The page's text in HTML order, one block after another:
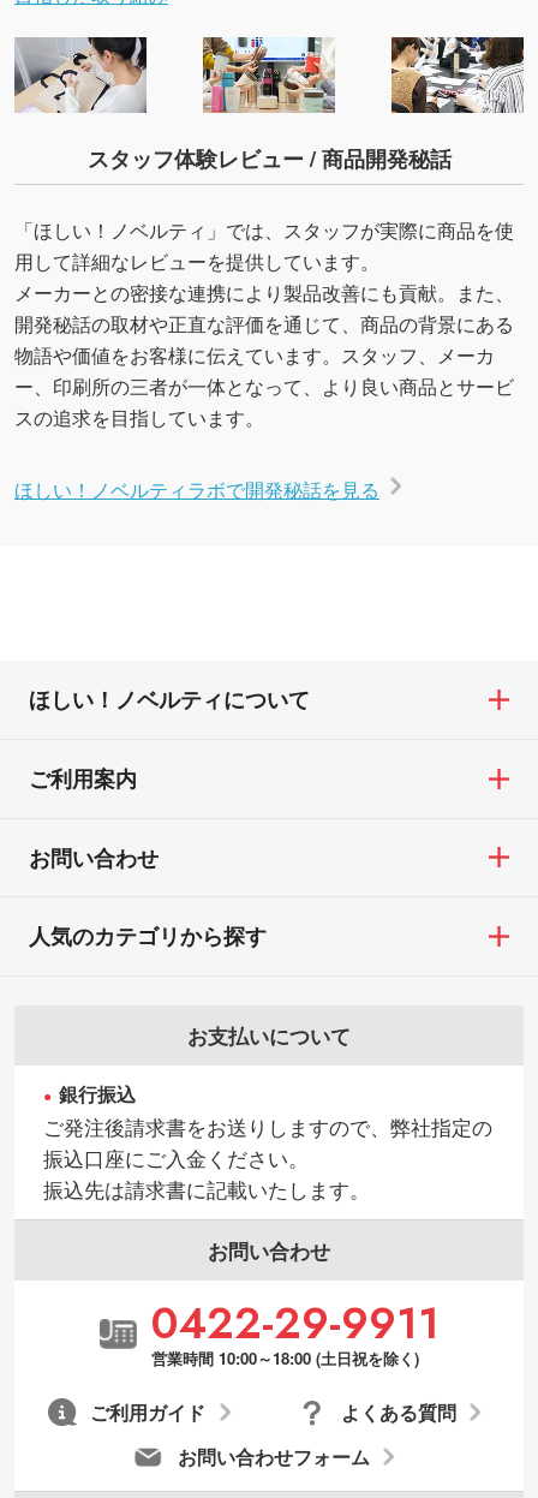
スタッフ体験レビュー / 商品開発秘話
「ほしい！ノベルティ」では、スタッフが実際に商品を使
用して詳細なレビューを提供しています。
メーカーとの密接な連携により製品改善にも貢献。また、
開発秘話の取材や正直な評価を通じて、商品の背景にある
物語や価値をお客様に伝えています。スタッフ、メーカ
ー、印刷所の三者が一体となって、より良い商品とサービ
スの追求を目指しています。
ほしい！ノベルティラボで開発秘話を見る
ほしい！ノベルティについて
ご利用案内
お問い合わせ
お支払いについて
銀行振込
ご発注後請求書をお送りしますので、弊社指定の
振込口座にご入金ください。
振込先は請求書に記載いたします。
お問い合わせ
0422-29-9911
営業時間 10:00～18:00 (土日祝を除く)
お問い合わせフォーム
よくある質問
ご利用ガイド
人気のカテゴリから探す